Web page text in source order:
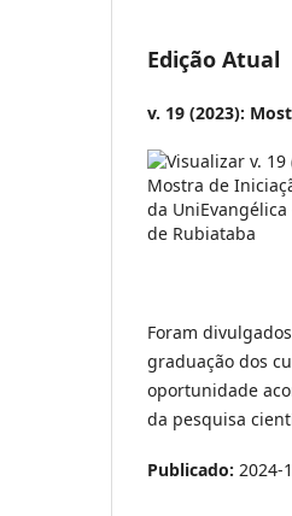
Edição Atual
v. 19 (2023):
Foram
graduação dos
oportunidade
da pesquisa
Publicado: 2024-